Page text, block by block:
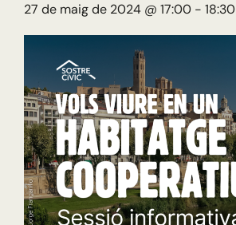
27 de maig de 2024 @ 17:00 - 18:30